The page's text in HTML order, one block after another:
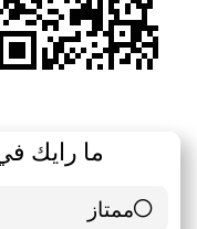
ما رايك
ممتاز
6 ( 85.71 % )